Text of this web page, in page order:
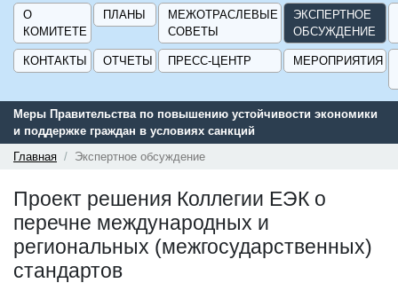
О
КОМИТЕТЕ
ПЛАНЫ
МЕЖОТРАСЛЕВЫЕ
СОВЕТЫ
ЭКСПЕРТНОЕ
ОБСУЖДЕНИЕ
КОНТАКТЫ ОТЧЕТЫ ПРЕСС-ЦЕНТР МЕРОПРИЯТИЯ
Меры Правительства по повышению устойчивости экономики
и поддержке граждан в условиях санкций
Главная
Экспертное обсуждение
Проект решения Коллегии ЕЭК о
перечне международных и
региональных (межгосударственных)
стандартов